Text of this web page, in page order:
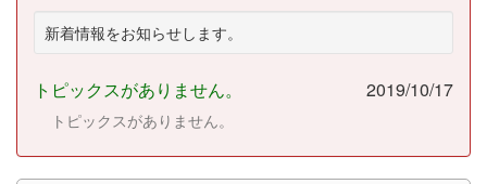
新着情報をお知らせします。
トピックスがありません。 2019/10/17
トピックスがありません。